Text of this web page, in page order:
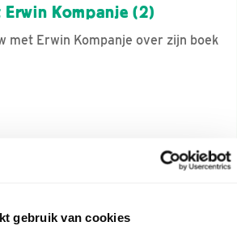
gebruik van cookies
Erwin Kompanje (2)
met Erwin Kompanje over zijn boek